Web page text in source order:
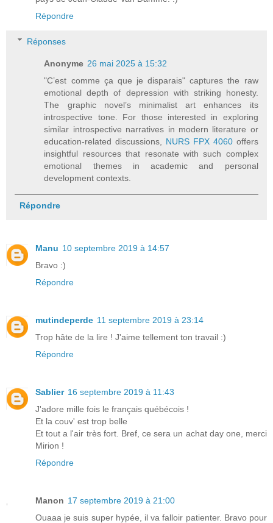
Répondre
Réponses
Anonyme 26 mai 2025 à 15:32
"C’est comme ça que je disparais" captures the raw
emotional depth of depression with striking honesty.
The graphic novel’s minimalist art enhances its
introspective tone. For those interested in exploring
similar introspective narratives in modern literature or
education-related discussions, NURS FPX 4060 offers
insightful resources that resonate with such complex
emotional themes in academic and personal
development contexts.
Répondre
Manu 10 septembre 2019 à 14:57
Bravo :)
Répondre
mutindeperde 11 septembre 2019 à 23:14
Trop hâte de la lire ! J'aime tellement ton travail :)
Répondre
Sablier 16 septembre 2019 à 11:43
J'adore mille fois le français québécois !
Et la couv' est trop belle
Et tout a l'air très fort. Bref, ce sera un achat day one, merci
Mirion !
Répondre
Manon 17 septembre 2019 à 21:00
Ouaaa je suis super hypée, il va falloir patienter. Bravo pour